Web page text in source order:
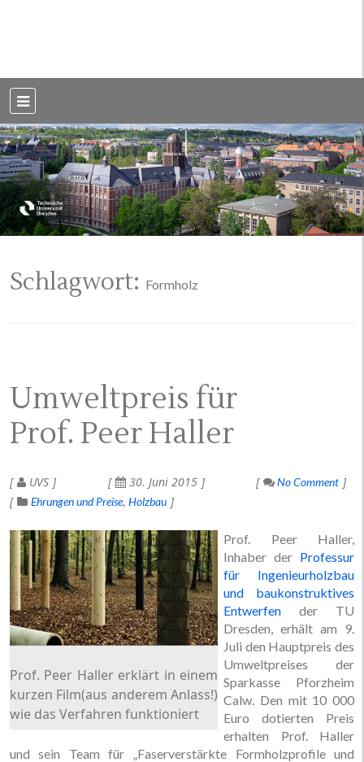
Dresden
Schlagwort: Formholz
Umweltpreis für
Prof. Peer Haller
UVS 30. Juni 2015
No Comment
Ehrungen und Preise Holzbau
Prof. Peer Haller erklärt in einem
kurzen Film(aus anderem Anlass!)
wie das Verfahren funktioniert
Prof. Peer Haller,
Inhaber der Professur
für Ingenieurholzbau
und baukonstruktives
Entwerfen der TU
Dresden, erhält am 9.
Juli den Hauptpreis des
Umweltpreises der
Sparkasse Pforzheim
Calw. Den mit 10 000
Euro dotierten Preis
erhalten Prof. Haller
und sein Team für „Faserverstärkte Formholzprofile und